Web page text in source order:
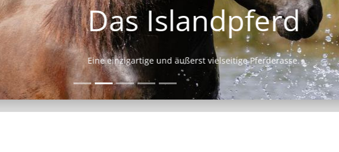
Das Islandpferd
Eine einzigartige und äußerst vielseitige Pferderasse.